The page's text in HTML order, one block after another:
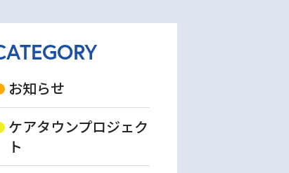
お知らせ
ケアタウンプロジェク
ト